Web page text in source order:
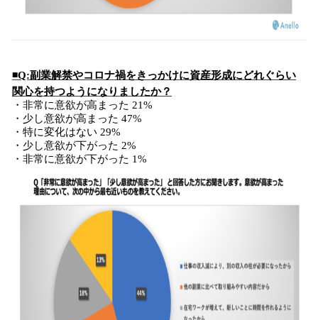
◾️Q:副業解禁やコロナ禍をきっかけに資産形成にどれぐらい
関心を持つようになりましたか？
・非常に意欲が高まった 21%
・少し意欲が高まった 47%
・特に変化はない 29%
・少し意欲が下がった 2%
・非常に意欲が下がった 1%